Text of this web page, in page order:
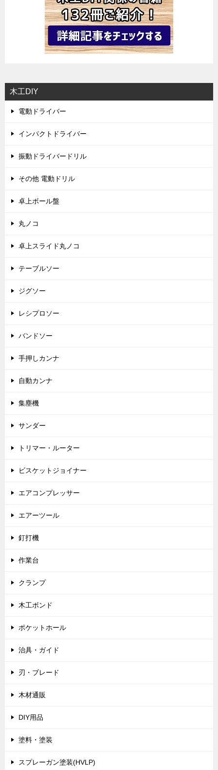
木工DIY
電動ドライバー
インパクトドライバー
振動ドライバードリル
その他 電動ドリル
卓上ボール盤
丸ノコ
卓上スライド丸ノコ
テーブルソー
ジグソー
レシプロソー
バンドソー
手押しカンナ
自動カンナ
集塵機
サンダー
トリマー・ルーター
ビスケットジョイナー
エアコンプレッサー
エアーツール
釘打機
作業台
クランプ
木工ボンド
ポケットホール
治具・ガイド
刃・ブレード
木材通販
DIY用品
塗料・塗装
スプレーガン塗装(HVLP)